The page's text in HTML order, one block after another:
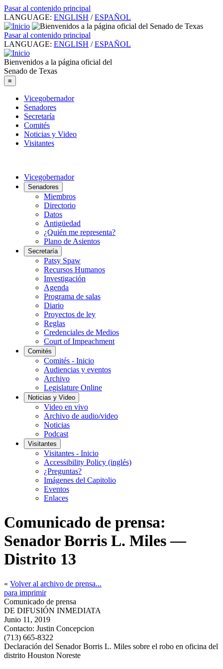
Pasar al contenido principal
LANGUAGE: ENGLISH / ESPAÑOL
Pasar al contenido principal
LANGUAGE: ENGLISH / ESPAÑOL
Bienvenidos a la página oficial del
Senado de Texas
≡
Vicegobernador
Senadores
Secretaría
Comités
Noticias y Video
Visitantes
Vicegobernador
Senadores
Miembros
Directorio
Datos
Antigüedad
¿Quién me representa?
Plano de Asientos
Secretaría
Patsy Spaw
Recursos Humanos
Investigación
Agenda
Programa de salas
Diario
Proyectos de ley
Reglas
Credenciales de Medios
Court of Impeachment
Comités
Comités - Inicio
Audiencias y eventos
Archivo
Legislature Online
Noticias y Video
Video en vivo
Archivo de audio/video
Noticias
Podcast
Visitantes
Visitantes - Inicio
Accessibility Policy (inglés)
¿Preguntas?
Imágenes del Capitolio
Eventos
Enlaces
Comunicado de prensa:
Senador Borris L. Miles —
Distrito 13
« Volver al archivo de prensa...
para imprimir
Comunicado de prensa
DE DIFUSIÓN INMEDIATA
Junio 11, 2019
Contacto: Justin Concepcion
(713) 665-8322
Declaración del Senador Borris L. Miles sobre el robo en oficina del
distrito Houston Noreste